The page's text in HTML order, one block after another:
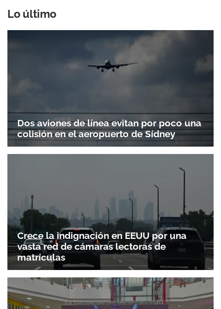
Lo último
Dos aviones de línea evitan por poco una
colisión en el aeropuerto de Sídney
Crece la indignación en EEUU por una
vasta red de cámaras lectoras de
matrículas